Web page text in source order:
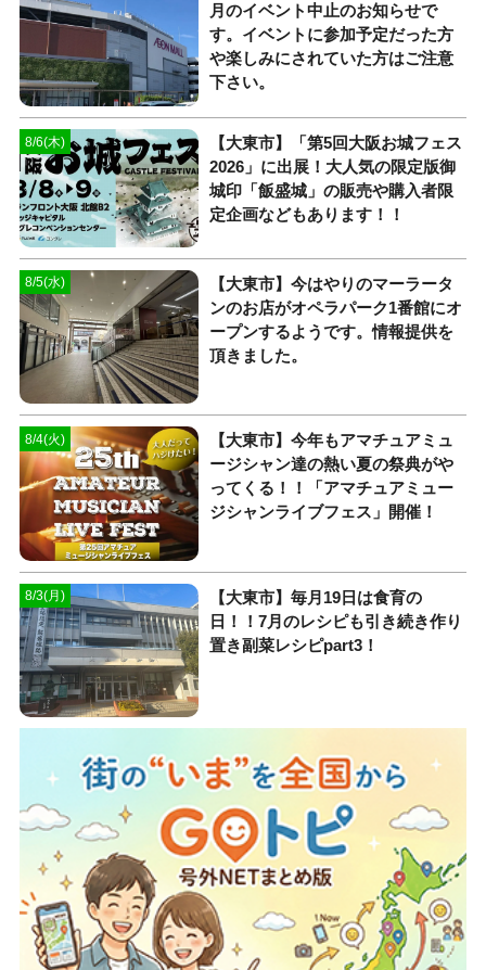
月のイベント中止のお知らせで
す。イベントに参加予定だった方
や楽しみにされていた方はご注意
下さい。
8/6(木)
【大東市】「第5回大阪お城フェス
2026」に出展！大人気の限定版御
城印「飯盛城」の販売や購入者限
定企画などもあります！！
8/5(水)
【大東市】今はやりのマーラータ
ンのお店がオペラパーク1番館にオ
ープンするようです。情報提供を
頂きました。
8/4(火)
【大東市】今年もアマチュアミュ
ージシャン達の熱い夏の祭典がや
ってくる！！「アマチュアミュー
ジシャンライブフェス」開催！
8/3(月)
【大東市】毎月19日は食育の
日！！7月のレシピも引き続き作り
置き副菜レシピpart3！